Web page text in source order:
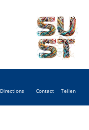
Directions Contact Teilen